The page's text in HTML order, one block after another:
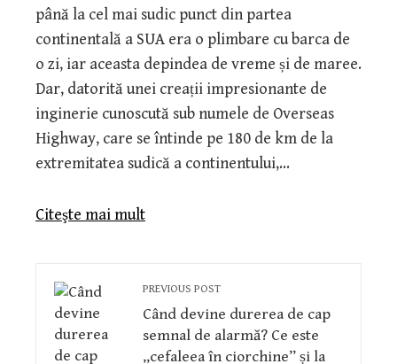
până la cel mai sudic punct din partea
continentală a SUA era o plimbare cu barca de
o zi, iar aceasta depindea de vreme și de maree.
Dar, datorită unei creații impresionante de
inginerie cunoscută sub numele de Overseas
Highway, care se întinde pe 180 de km de la
extremitatea sudică a continentului,…
Citeşte mai mult
PREVIOUS POST
Când devine durerea de cap
semnal de alarmă? Ce este
„cefaleea în ciorchine” și la